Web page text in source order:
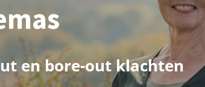
en bore-out klachten